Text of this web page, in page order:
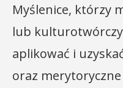
Myślenice, którzy
lub kulturotwórczy
aplikować i
oraz